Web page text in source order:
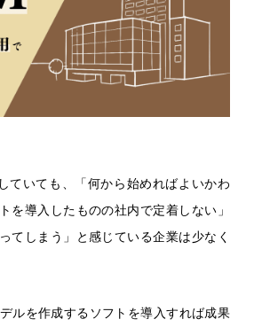
ていても、「何から始めればよいかわ
を導入したものの社内で定着しない」
てしまう」と感じている企業は少なく
ルを作成するソフトを導入すれば成果